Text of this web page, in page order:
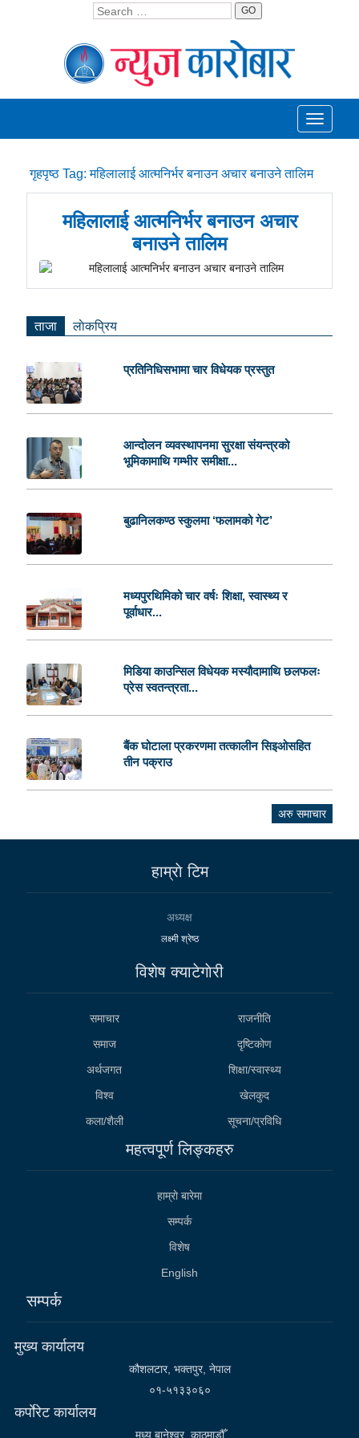
GO
Toggle
गृहपृष्ठ Tag:महिलालाई आत्मनिर्भर बनाउन अचार बनाउने तालिम
महिलालाई आत्मनिर्भर बनाउन अचार
बनाउने तालिम
ताजा लाेकप्रिय
प्रतिनिधिसभामा चार विधेयक प्रस्तुत
आन्दोलन व्यवस्थापनमा सुरक्षा संयन्त्रको
भूमिकामाथि गम्भीर समीक्षा...
बुढानिलकण्ठ स्कुलमा ‘फलामको गेट’
मध्यपुरथिमिको चार वर्षः शिक्षा, स्वास्थ्य र
पूर्वाधार...
मिडिया काउन्सिल विधेयक मस्यौदामाथि छलफलः
प्रेस स्वतन्त्रता...
बैंक घोटाला प्रकरणमा तत्कालीन सिइओसहित
तीन पक्राउ
अरु समाचार
हाम्राे टिम
अध्यक्ष
लक्ष्मी श्रेष्ठ
विशेष क्याटेगाेरी
समाचार
राजनीति
समाज
दृष्टिकोण
अर्थजगत
शिक्षा/स्वास्थ्य
विश्व
खेलकुद
कला/शैली
सूचना/प्रविधि
महत्वपूर्ण लिङ्कहरु
हाम्राे बारेमा
सम्पर्क
विशेष
English
सम्पर्क
मुख्य कार्यालय
कौशलटार, भक्तपुर, नेपाल
०१-५१३३०६०
कर्पाेरेट कार्यालय
मध्य बानेश्वर, काठमाडौँ